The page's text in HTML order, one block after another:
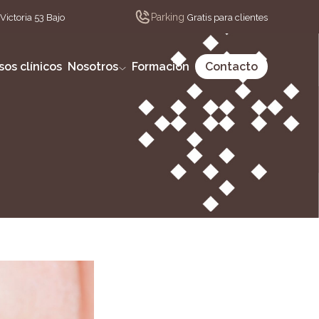
53 Bajo Parking Gratis para clientes
clínicos Nosotros Formación Contacto